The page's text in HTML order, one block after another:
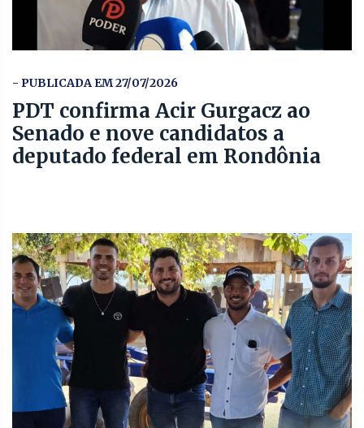
- PUBLICADA EM 27/07/2026
PDT confirma Acir Gurgacz ao
Senado e nove candidatos a
deputado federal em Rondônia